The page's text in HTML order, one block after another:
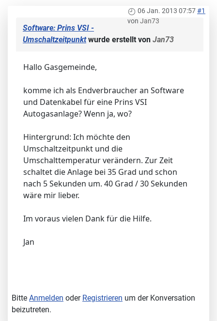
06 Jan. 2013 07:57#1
von Jan73
Software: Prins VSI -
Umschaltzeitpunktwurde erstellt von Jan73
Hallo Gasgemeinde,
komme ich als Endverbraucher an Software
und Datenkabel für eine Prins VSI
Autogasanlage? Wenn ja, wo?
Hintergrund: Ich möchte den
Umschaltzeitpunkt und die
Umschalttemperatur verändern. Zur Zeit
schaltet die Anlage bei 35 Grad und schon
nach 5 Sekunden um. 40 Grad / 30 Sekunden
wäre mir lieber.
Im voraus vielen Dank für die Hilfe.
Jan
Bitte Anmelden oder Registrieren um der Konversation
beizutreten.